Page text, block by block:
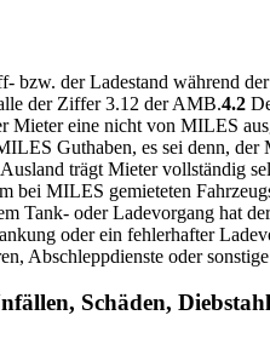
bzw. der Ladestand während
der Ziffer 3.12 der AMB.4.2
Mieter eine nicht von MILES
Guthaben, es sei denn,
trägt Mieter vollständig
bei MILES gemieteten
Tank- oder Ladevorgang hat
oder ein fehlerhafter
Abschleppdienste oder
Schäden,